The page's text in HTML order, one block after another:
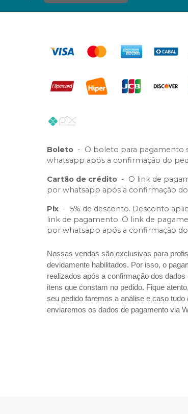
Boleto - O boleto para pagamento
whatsapp após a confirmação do
Cartão de crédito - O link de
por whatsapp após a confirmação
Pix - 5% de desconto. Desconto
link de pagamento. O link de
por whatsapp após a confirmação
Nossas vendas são exclusivas para
devidamente habilitados. Por isso, o
realizados após a confirmação dos dados
itens que constam no pedido. Fique
seu pedido faremos a análise e caso tudo
enviaremos os dados de pagamento via